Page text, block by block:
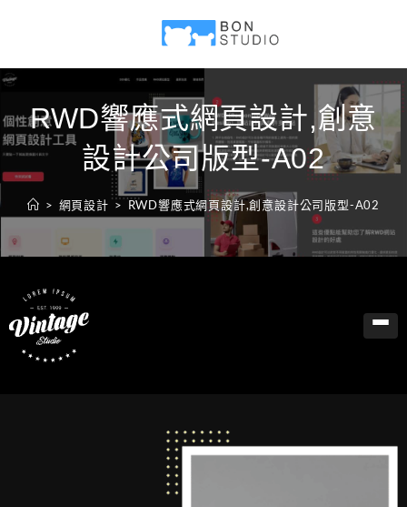
RWD響應式網頁設計,創意
設計公司版型-A02
> 網頁設計 > RWD響應式網頁設計,創意設計公司版型-A02